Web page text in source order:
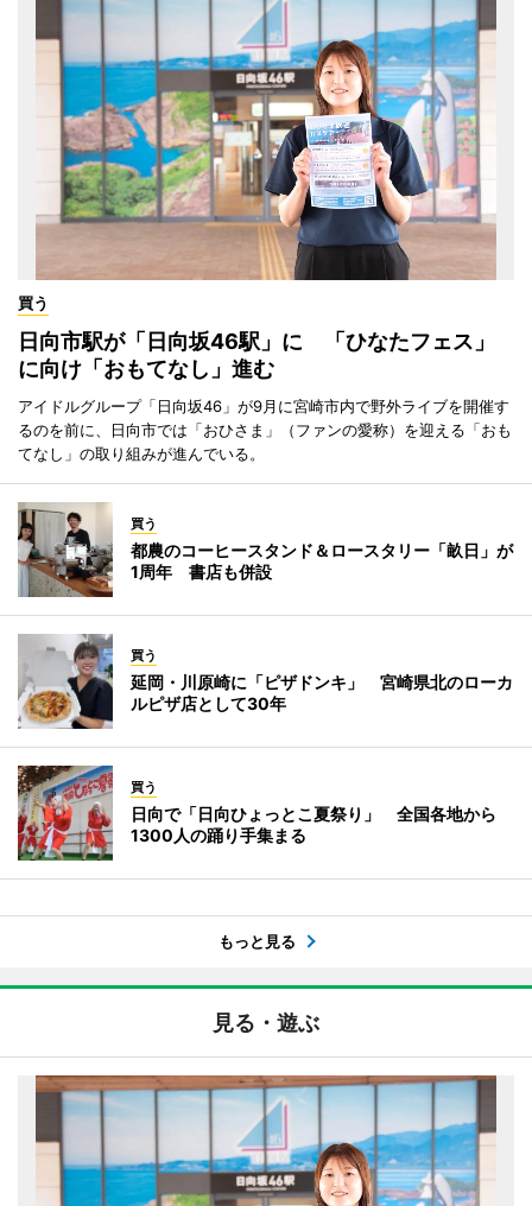
買う
日向市駅が「日向坂46駅」に 「ひなたフェス」
に向け「おもてなし」進む
アイドルグループ「日向坂46」が9月に宮崎市内で野外ライブを開催す
るのを前に、日向市では「おひさま」（ファンの愛称）を迎える「おも
てなし」の取り組みが進んでいる。
買う
都農のコーヒースタンド＆ロースタリー「畝日」が
1周年 書店も併設
買う
延岡・川原崎に「ピザドンキ」 宮崎県北のローカ
ルピザ店として30年
買う
日向で「日向ひょっとこ夏祭り」 全国各地から
1300人の踊り手集まる
もっと見る
見る・遊ぶ